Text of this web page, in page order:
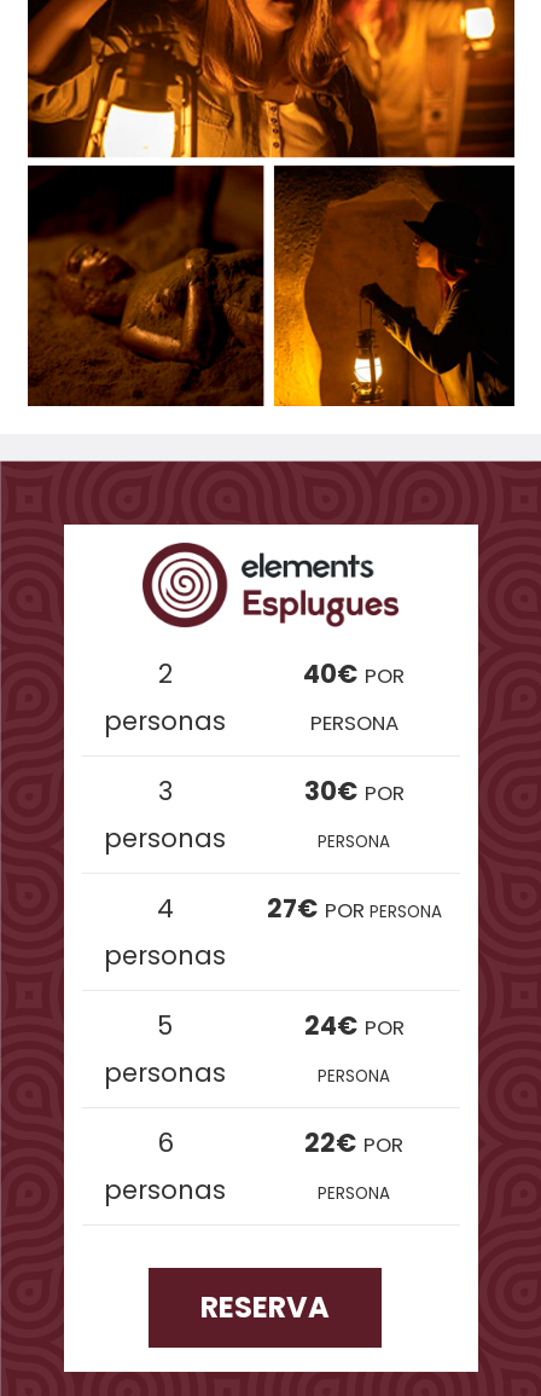
2
personas
40€ POR
PERSONA
3
personas
30€ POR
PERSONA
4
personas
27€ POR PERSONA
5
personas
24€ POR
PERSONA
6
personas
22€ POR
PERSONA
RESERVA